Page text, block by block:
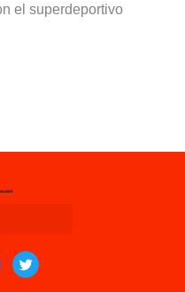
el superdeportivo